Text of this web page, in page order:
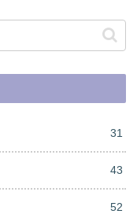
31
43
52